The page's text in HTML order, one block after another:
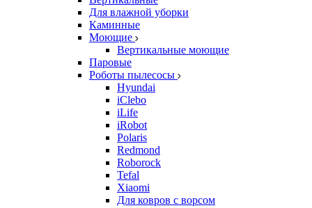
Для влажной уборки
Каминные
Моющие
Вертикальные моющие
Паровые
Роботы пылесосы
Hyundai
iClebo
iLife
iRobot
Polaris
Redmond
Roborock
Tefal
Xiaomi
Для ковров с ворсом